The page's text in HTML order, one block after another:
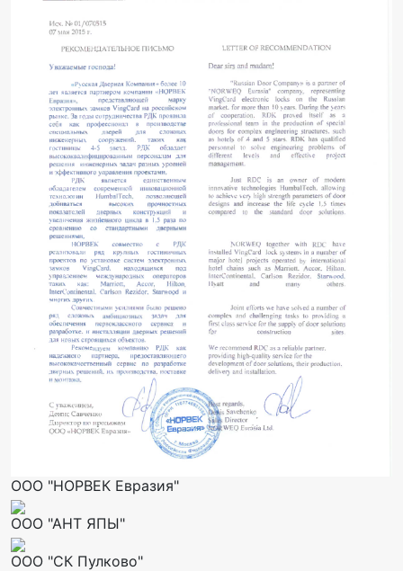
ООО "НОРВЕК Евразия"
ООО "АНТ ЯПЫ"
ООО "СК Пулково"